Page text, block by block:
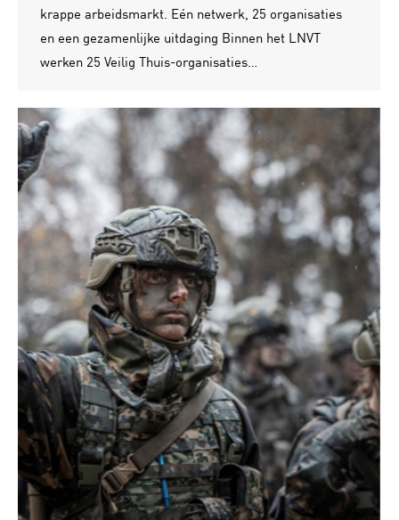
krappe arbeidsmarkt. Eén netwerk, 25 organisaties
en een gezamenlijke uitdaging Binnen het LNVT
werken 25 Veilig Thuis-organisaties…